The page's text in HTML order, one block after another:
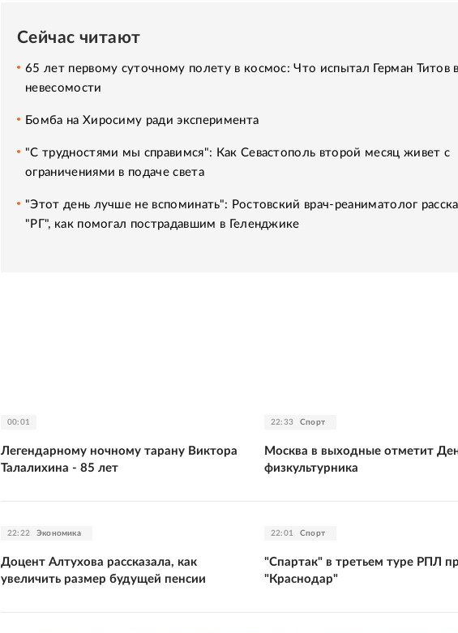
Сейчас читают
65 лет первому суточному полету в космос: Что испытал Герман Титов в
невесомости
Бомба на Хиросиму ради эксперимента
"С трудностями мы справимся": Как Севастополь второй месяц живет с
ограничениями в подаче света
"Этот день лучше не вспоминать": Ростовский врач-реаниматолог
"РГ", как помогал пострадавшим в Геленджике
00:01
Легендарному ночному тарану Виктора
Талалихина - 85 лет
22:33 Спорт
Москва в выходные отметит
физкультурника
22:22 Экономика
Доцент Алтухова рассказала, как
увеличить размер будущей пенсии
22:01 Спорт
"Спартак" в третьем туре РПЛ
"Краснодар"